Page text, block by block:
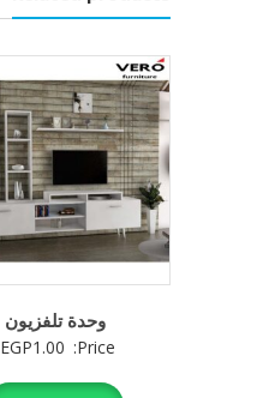
وحدة تلفزيون
Price:
EGP1.00